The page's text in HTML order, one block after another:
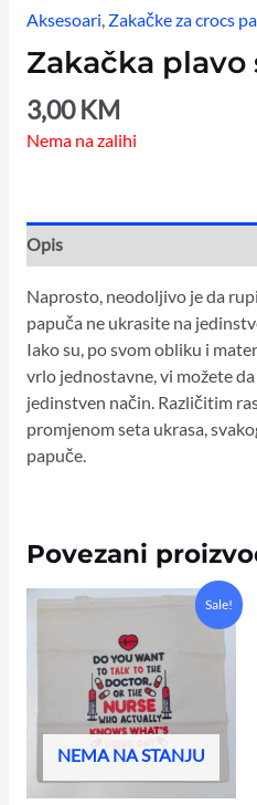
Aksesoari Zakačke za crocs
Zakačka plavo
3,00KM
Nema na zalihi
Opis
Naprosto, neodoljivo je da
papuča ne ukrasite na
Iako su, po svom obliku i
vrlo jednostavne, vi možete
jedinstven način. Različitim
promjenom seta ukrasa,
papuče.
Povezani
Sale!
NEMA NA STANJU
Original
was:
15,00 KM.
Current
price
10,00 KM.